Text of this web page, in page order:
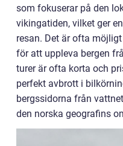
som fokuserar på den
vikingatiden, vilket ger
resan. Det är ofta
för att uppleva bergen
turer är ofta korta och
perfekt avbrott i
bergssidorna från
den norska geografins